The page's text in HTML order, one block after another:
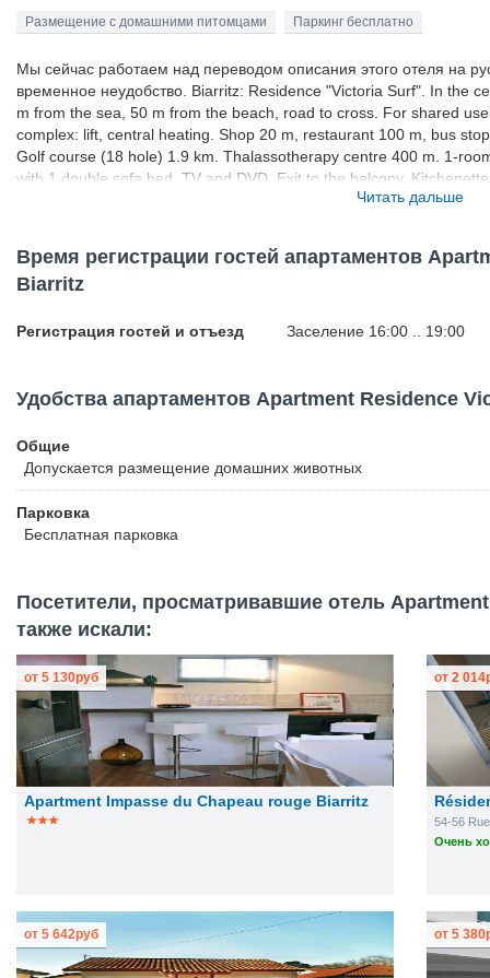
Размещение с домашними питомцами Паркинг бесплатно
Мы сейчас работаем над переводом описания этого отеля на
временное неудобство. Biarritz: Residence "Victoria Surf". In the
m from the sea, 50 m from the beach, road to cross. For shared
complex: lift, central heating. Shop 20 m, restaurant 100 m, bus
Golf course (18 hole) 1.9 km. Thalassotherapy centre 400 m. 1-
with 1 double sofa bed, TV and DVD. Exit to the balcony.
WC. Electric heating. Balcony, west facing position. Very nice view
Читать дальше
Время регистрации гостей апартаментов
Biarritz
Регистрация гостей и отъезд Заселение 16:00 .. 19:00
Удобства апартаментов Apartment Residence
Общие
Допускается размещение домашних животных
Парковка
Бесплатная парковка
Посетители, просматривавшие отель
также искали:
Apartment Impasse du Chapeau rouge Biarritz
от 5 130руб
54-56
Очень
от 2 014
от 5 642руб от 5 380